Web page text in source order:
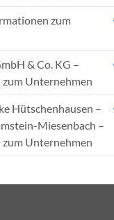
zum
& Co. KG –
Unternehmen
Hütschenhausen –
Miesenbach –
Unternehmen